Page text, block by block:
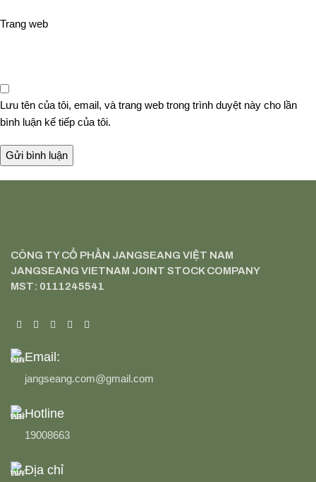
Trang web
Lưu tên của tôi, email, và trang web trong trình duyệt này cho lần
bình luận kế tiếp của tôi.
CÔNG TY CỔ PHẦN JANGSEANG VIỆT NAM
JANGSEANG VIETNAM JOINT STOCK COMPANY
MST: 0111245541
Email:
jangseang.com@gmail.com
Hotline
19008663
Địa chỉ